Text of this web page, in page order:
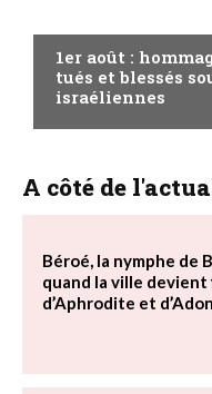
1er août :
tués et blessés
israéliennes
A côté de
Béroé, la nymphe de
quand la ville devient
d’Aphrodite et